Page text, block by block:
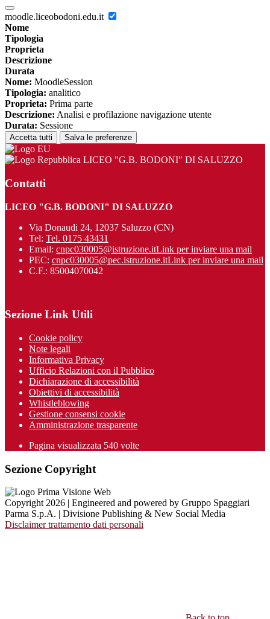
moodle.liceobodoni.edu.it
Nome
Tipologia
Proprieta
Descrizione
Durata
Nome: MoodleSession
Tipologia: analitico
Proprieta: Prima parte
Descrizione: Analisi e profilazione navigazione utente
Durata: Sessione
Accetta tutti Salva le preferenze
LICEO "G.B. BODONI" DI SALUZZO
Contatti
LICEO "G.B. BODONI" DI SALUZZO
Via Donaudi 24, 12037 Saluzzo (CN)
Tel: Tel. 0175 43431
Email: cnpc030005@istruzione.itLink per inviare una mail
PEC: cnpc030005@pec.istruzione.itLink per inviare una mail
C.F.: 85004070042
Sezione Link Utili
Cookie policy
Note legali
Informativa Privacy
Ufficio Relazioni con il Pubblico
Dichiarazione di accessibilità
Obiettivi di accessibilità
Whistleblowing
Gestione consensi cookie
Amministrazione trasparente
Pagina visualizzata 540 volte
Sezione Copyright
Copyright 2026 | Engineered and powered by Gruppo Spaggiari
Parma S.p.A. | Divisione Publishing & New Social Media
Disclaimer trattamento dati personali